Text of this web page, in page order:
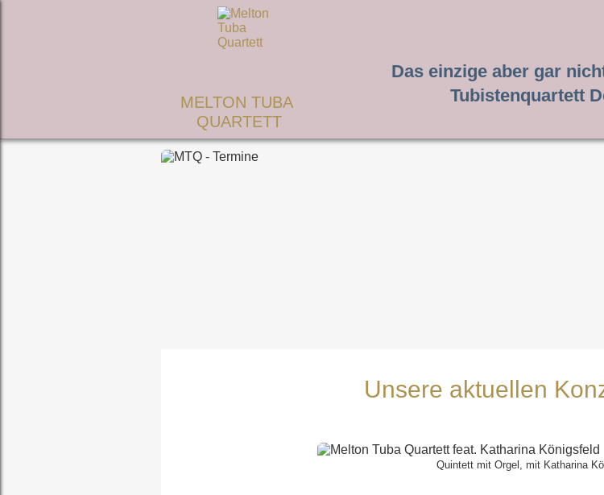
MELTON TUBA
QUARTETT
Das einzige aber gar
Tubistenquartett
Unsere aktuellen
Quintett mit Orgel, mit Katharina